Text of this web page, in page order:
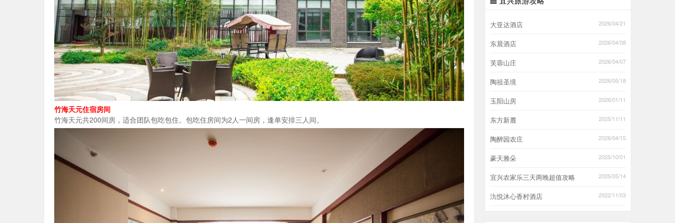
竹海天元住宿房间
竹海天元共200间房，适合团队包吃包住。包吃住房间为2人一间房，逢单安排三人间。
大亚达酒店 2026/04/21
东晨酒店 2026/04/08
芙蓉山庄 2026/04/07
陶祖圣境 2026/05/18
玉阳山房 2026/01/11
东方新麓 2025/11/11
陶醉园农庄 2026/04/15
豪天雅朵 2025/10/01
宜兴农家乐三天两晚超值攻略 2025/05/14
氿悦沐心香村酒店 2022/11/03